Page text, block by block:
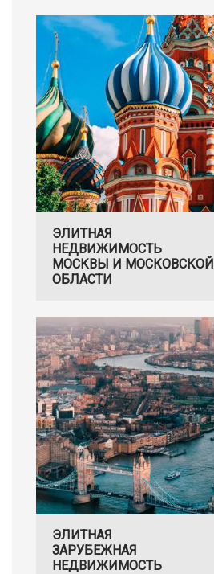
ЭЛИТНАЯ
НЕДВИЖИМОСТЬ
МОСКВЫ И МОСКОВСКОЙ
ОБЛАСТИ
ЭЛИТНАЯ
ЗАРУБЕЖНАЯ
НЕДВИЖИМОСТЬ